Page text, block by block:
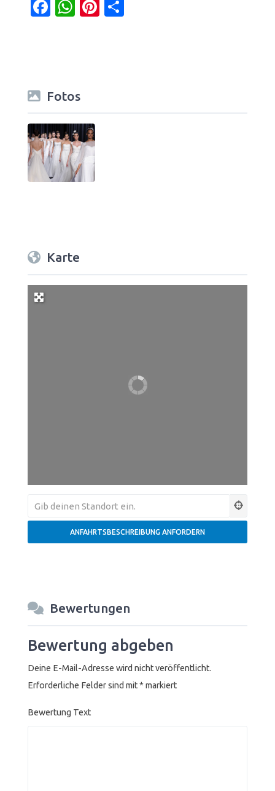
Facebook
WhatsApp
Pinterest
Fotos
Karte
Bewertungen
Bewertung abgeben
Deine E-Mail-Adresse wird nicht veröffentlicht.
Erforderliche Felder sind mit*markiert
Bewertung Text